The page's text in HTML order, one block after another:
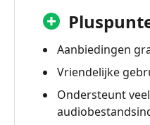
Media
Player?
Plex
Media
Player
Aanbiedingen
Vriendelijke
Ondersteunt